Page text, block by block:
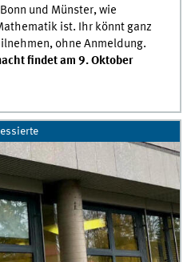
und Münster, wie
ist. Ihr könnt ganz
ohne Anmeldung.
findet am 9. Oktober